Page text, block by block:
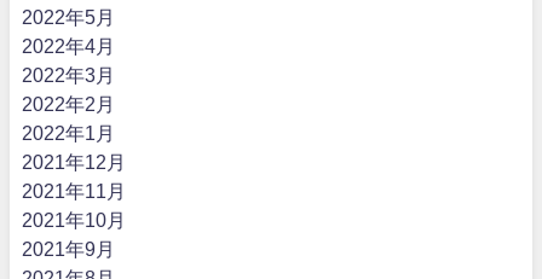
2022年5月
2022年4月
2022年3月
2022年2月
2022年1月
2021年12月
2021年11月
2021年10月
2021年9月